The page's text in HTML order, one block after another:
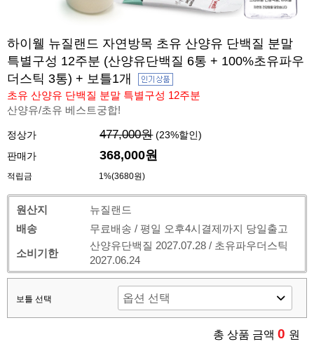
하이웰 뉴질랜드 자연방목 초유 산양유 단백질 분말
특별구성 12주분 (산양유단백질 6통 + 100%초유파우
더스틱 3통) + 보틀1개
초유 산양유 단백질 분말 특별구성 12주분
산양유/초유 베스트궁합!
정상가 477,000원 (23%할인)
판매가
368,000원
적립금 1%(3680원)
원산지
뉴질랜드
배송
무료배송 / 평일 오후4시결제까지 당일출고
소비기한
산양유단백질 2027.07.28 / 초유파우더스틱
2027.06.24
보틀 선택
총 상품 금액 0 원